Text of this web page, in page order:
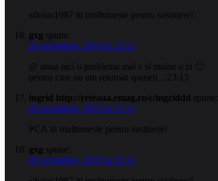
silviuu1987 iti multumeste pentru sustinere!
gxg spune:
28 octombrie, 2010 la 23:12
@ anna nici o problema mai e si maine o zi 🙂
pentru cine nu am returnat spuneti…23:13
ingrid http://reteaua.emag.ro/c/ingriddd spune:
28 octombrie, 2010 la 23:13
PCA iti multumeste pentru sustinere!
gxg spune:
28 octombrie, 2010 la 23:14